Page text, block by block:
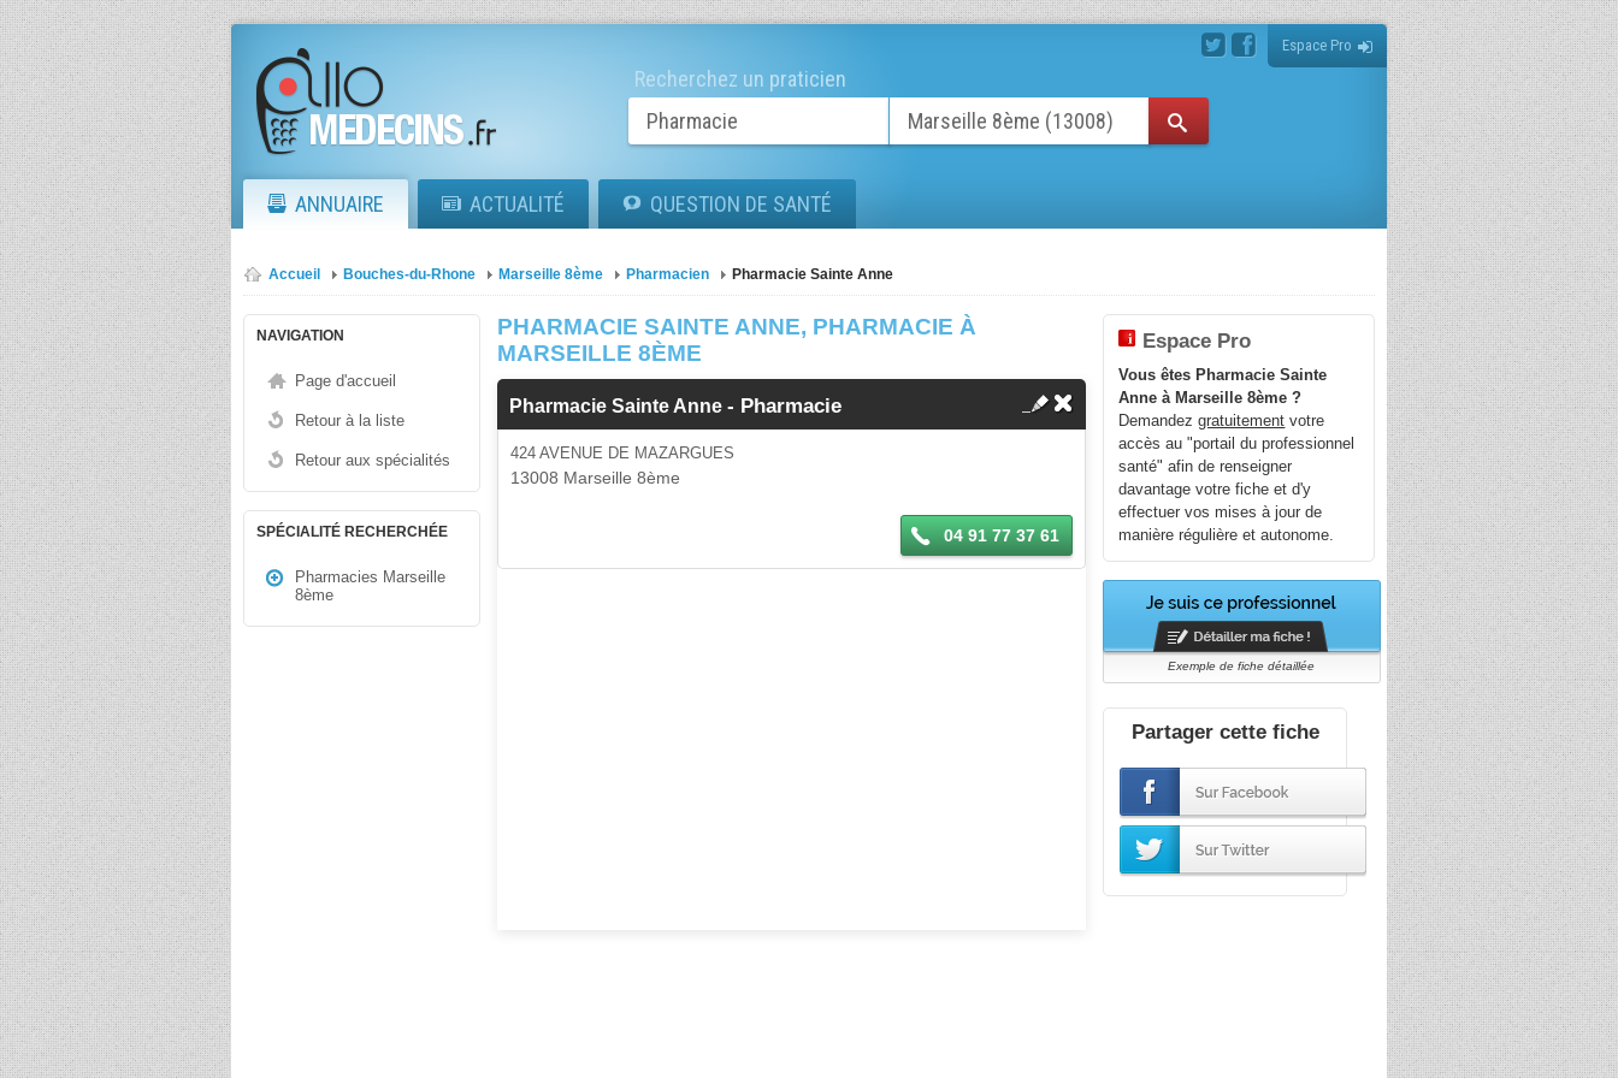
Espace Pro
Recherchez un praticien
ANNUAIRE ACTUALITÉ QUESTION DE SANTÉ
Accueil Bouches-du-Rhone Marseille 8ème Pharmacien Pharmacie Sainte Anne
NAVIGATION
Page d'accueil
Retour à la liste
Retour aux spécialités
SPÉCIALITÉ RECHERCHÉE
Pharmacies Marseille
8ème
PHARMACIE SAINTE ANNE, PHARMACIE À
MARSEILLE 8ÈME
Pharmacie Sainte Anne- Pharmacie
424 AVENUE DE MAZARGUES
13008 Marseille 8ème
04 91 77 37 61
Espace Pro
Vous êtes Pharmacie Sainte
Anne à Marseille 8ème ?
Demandezgratuitement votre
accès au "portail du professionnel
santé" afin de renseigner
davantage votre fiche et d'y
effectuer vos mises à jour de
manière régulière et autonome.
Exemple de fiche détaillée
Partager cette fiche